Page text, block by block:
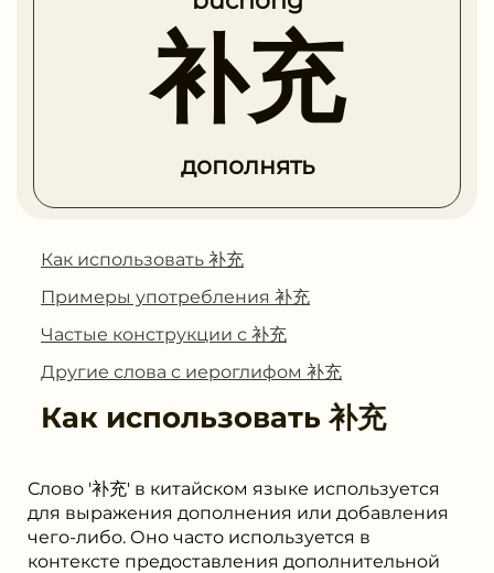
补充
дополнять
Как использовать 补充
Примеры употребления 补充
Частые конструкции с 补充
Другие слова с иероглифом 补充
Как использовать 补充
Слово '补充' в китайском языке используется
для выражения дополнения или добавления
чего-либо. Оно часто используется в
контексте предоставления дополнительной